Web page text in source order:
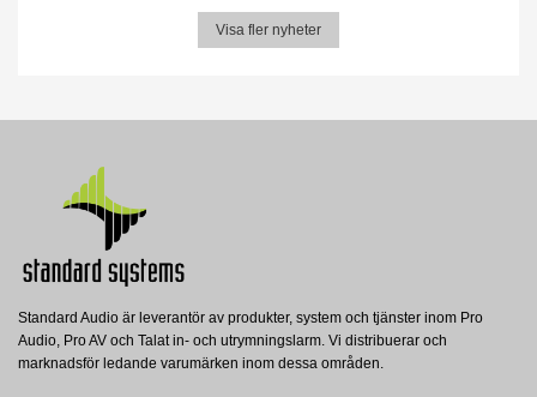
Visa fler nyheter
Standard Audio är leverantör av produkter, system och tjänster inom Pro
Audio, Pro AV och Talat in- och utrymningslarm. Vi distribuerar och
marknadsför ledande varumärken inom dessa områden.